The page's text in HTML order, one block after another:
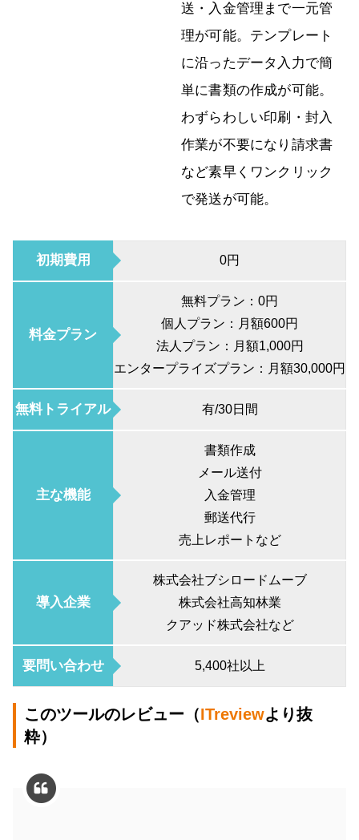
送・入金管理まで一元管
理が可能。テンプレート
に沿ったデータ入力で簡
単に書類の作成が可能。
わずらわしい印刷・封入
作業が不要になり請求書
など素早くワンクリック
で発送が可能。
初期費用 0円
料金プラン
無料プラン：0円
個人プラン：月額600円
法人プラン：月額1,000円
エンタープライズプラン：月額30,000円
無料トライアル 有/30日間
主な機能
書類作成
メール送付
入金管理
郵送代行
売上レポートなど
導入企業
株式会社ブシロードムーブ
株式会社高知林業
クアッド株式会社など
要問い合わせ 5,400社以上
このツールのレビュー（ITreviewより抜
粋）